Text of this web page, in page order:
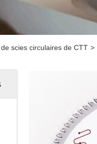
scies circulaires de CTT >